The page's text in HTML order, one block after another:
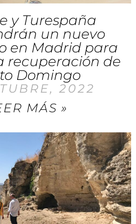
y Turespaña
un nuevo
en Madrid para
recuperación de
Domingo
2022
MÁS »